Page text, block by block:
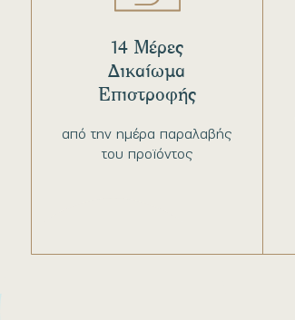
από την ημέρα παραλαβής
του προϊόντος
14 Μέρες
Δικαίωμα
Επιστροφής